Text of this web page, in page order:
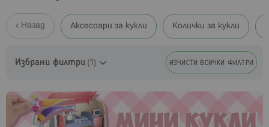
Назад Аксесоари за кукли Колички за кукли
Избрани филтри ИЗЧИСТИ ВСИЧКИ ФИЛТРИ